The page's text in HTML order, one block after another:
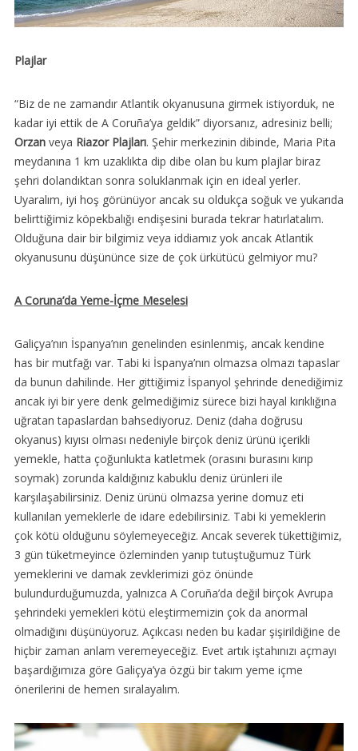
Plajlar
“Biz de ne zamandır Atlantik okyanusuna girmek istiyorduk, ne
kadar iyi ettik de A Coruña’ya geldik” diyorsanız, adresiniz belli;
Orzanveya Riazor Plajları. Şehir merkezinin dibinde, Maria Pita
meydanına 1 km uzaklıkta dip dibe olan bu kum plajlar biraz
şehri dolandıktan sonra soluklanmak için en ideal yerler.
Uyaralım, iyi hoş görünüyor ancak su oldukça soğuk ve yukarıda
belirttiğimiz köpekbalığı endişesini burada tekrar hatırlatalım.
Olduğuna dair bir bilgimiz veya iddiamız yok ancak Atlantik
okyanusunu düşününce size de çok ürkütücü gelmiyor mu?
A Coruna’da Yeme-İçme Meselesi
Galiçya’nın İspanya’nın genelinden esinlenmiş, ancak kendine
has bir mutfağı var. Tabi ki İspanya’nın olmazsa olmazı tapaslar
da bunun dahilinde. Her gittiğimiz İspanyol şehrinde denediğimiz
ancak iyi bir yere denk gelmediğimiz sürece bizi hayal kırıklığına
uğratan tapaslardan bahsediyoruz. Deniz (daha doğrusu
okyanus) kıyısı olması nedeniyle birçok deniz ürünü içerikli
yemekle, hatta çoğunlukta katletmek (orasını burasını kırıp
soymak) zorunda kaldığınız kabuklu deniz ürünleri ile
karşılaşabilirsiniz. Deniz ürünü olmazsa yerine domuz eti
kullanılan yemeklerle de idare edebilirsiniz. Tabi ki yemeklerin
çok kötü olduğunu söylemeyeceğiz. Ancak severek tükettiğimiz,
3 gün tüketmeyince özleminden yanıp tutuştuğumuz Türk
yemeklerini ve damak zevklerimizi göz önünde
bulundurduğumuzda, yalnızca A Coruña’da değil birçok Avrupa
şehrindeki yemekleri kötü eleştirmemizin çok da anormal
olmadığını düşünüyoruz. Açıkcası neden bu kadar şişirildiğine de
hiçbir zaman anlam veremeyeceğiz. Evet artık iştahınızı açmayı
başardığımıza göre Galiçya’ya özgü bir takım yeme içme
önerilerini de hemen sıralayalım.